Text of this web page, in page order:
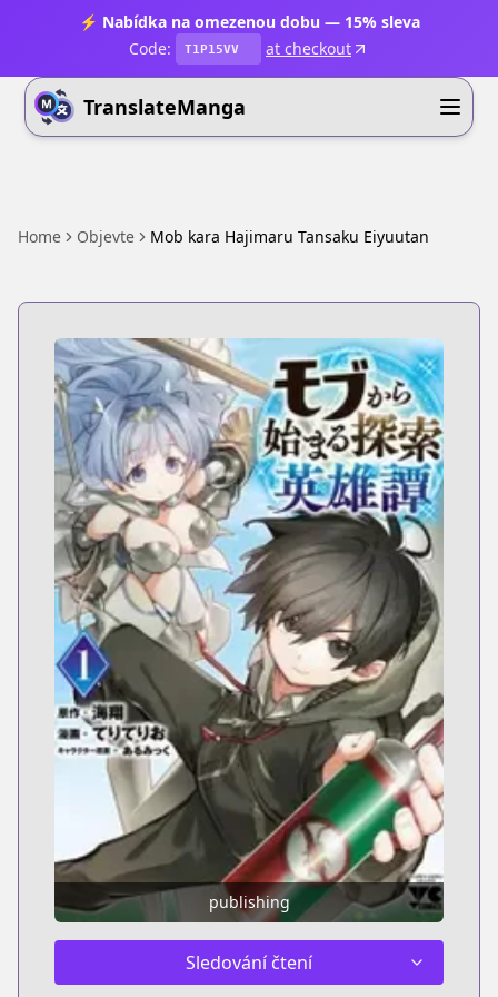
⚡ Nabídka na omezenou dobu — 15% sleva
Code:
T1P15VV at checkout
TranslateManga
Home Objevte Mob kara Hajimaru Tansaku Eiyuutan
publishing
Sledování čtení